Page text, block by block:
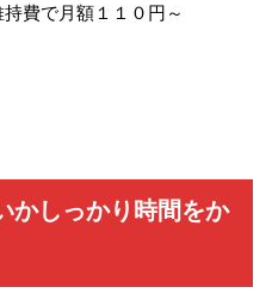
費で月額１１０円～
かしっかり時間をか